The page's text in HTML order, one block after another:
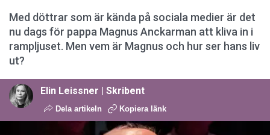
Med döttrar som är kända på sociala medier är det
nu dags för pappa Magnus Anckarman att kliva in i
rampljuset. Men vem är Magnus och hur ser hans liv
ut?
Elin Leissner | Skribent
Dela artikeln Kopiera länk